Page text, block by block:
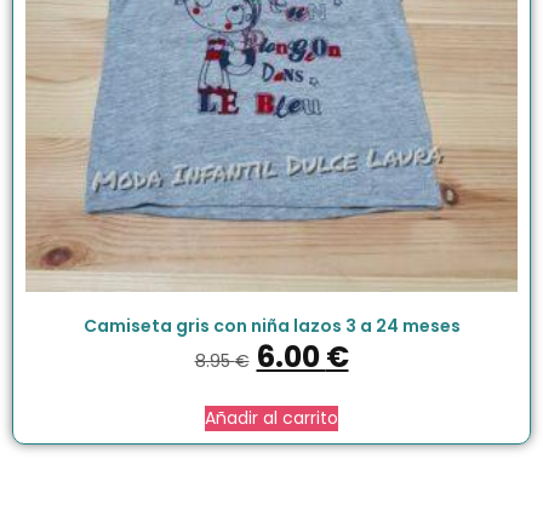
Camiseta gris con niña lazos 3 a 24 meses
8.95€ 6.00€
Añadir al carrito